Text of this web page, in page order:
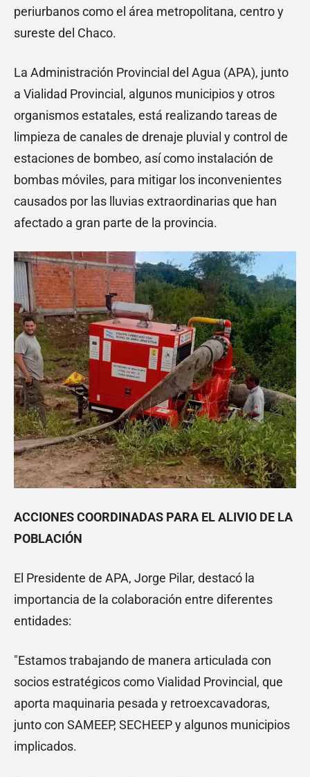
periurbanos como el área metropolitana, centro y
sureste del Chaco.
La Administración Provincial del Agua (APA), junto
a Vialidad Provincial, algunos municipios y otros
organismos estatales, está realizando tareas de
limpieza de canales de drenaje pluvial y control de
estaciones de bombeo, así como instalación de
bombas móviles, para mitigar los inconvenientes
causados por las lluvias extraordinarias que han
afectado a gran parte de la provincia.
ACCIONES COORDINADAS PARA EL ALIVIO DE LA
POBLACIÓN
El Presidente de APA, Jorge Pilar, destacó la
importancia de la colaboración entre diferentes
entidades:
"Estamos trabajando de manera articulada con
socios estratégicos como Vialidad Provincial, que
aporta maquinaria pesada y retroexcavadoras,
junto con SAMEEP, SECHEEP y algunos municipios
implicados.